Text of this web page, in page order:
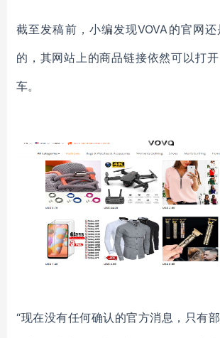
截至发稿前，小编发现VOVA的官网
的，其网站上的商品链接依然可以打
车。
“现在没有任何确认的官方消息，只有